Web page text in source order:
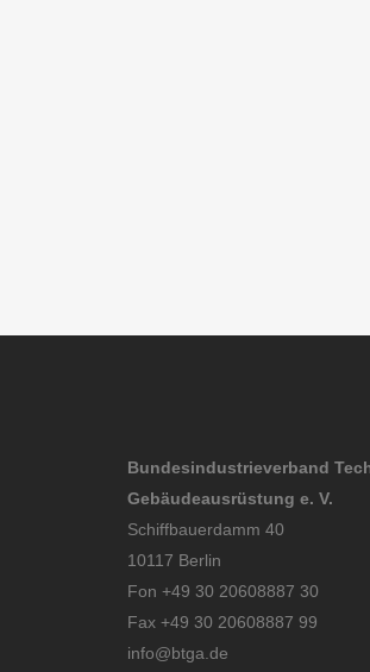
Bundesindustrieverband
Gebäudeausrüstung e. V.
Schiffbauerdamm 40
10117 Berlin
Fon +49 30 20608887 30
Fax +49 30 20608887 99
info@btga.de